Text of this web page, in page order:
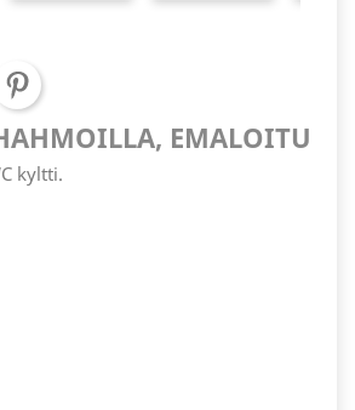
EMALOITU
kyltti.